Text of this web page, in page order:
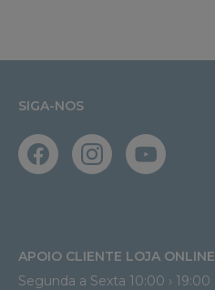
SIGA-NOS
APOIO CLIENTE LOJA ONLINE
Segunda a Sexta 10:00 › 19:00